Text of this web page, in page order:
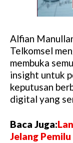
Alfian
Telkomsel
membuka
insight untuk
keputusan
digital yang
Baca Juga:
Jelang